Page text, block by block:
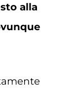
alla